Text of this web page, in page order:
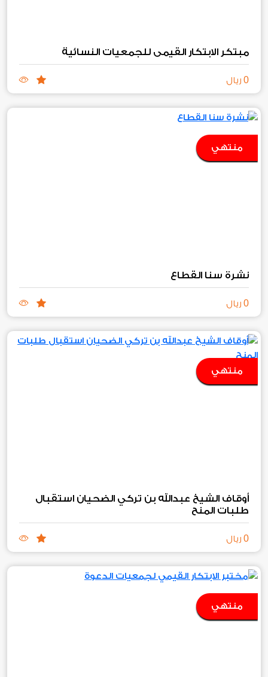
مبتكر الابتكار القيمي للجمعيات النسائية
0 ريال
منتهي
نشرة سنا القطاع
0 ريال
منتهي
أوقاف الشيخ عبدالله بن تركي الضحيان استقبال
طلبات المنح‏
0 ريال
منتهي